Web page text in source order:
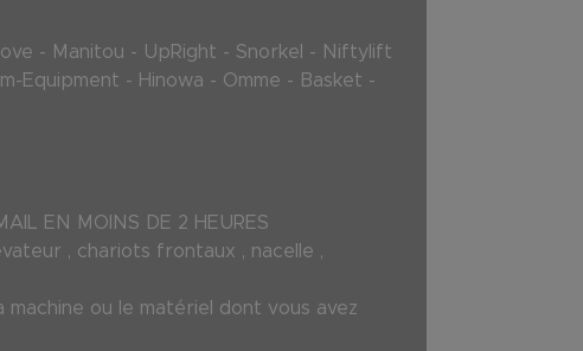
- Manitou - UpRight - Snorkel - Niftylift
Equipment - Hinowa - Omme - Basket -
EN MOINS DE 2 HEURES
, chariots frontaux , nacelle ,
ou le matériel dont vous avez